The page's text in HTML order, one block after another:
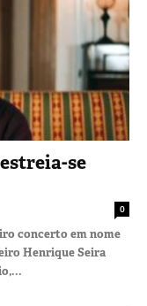
se
0
concerto em nome
Henrique Seira